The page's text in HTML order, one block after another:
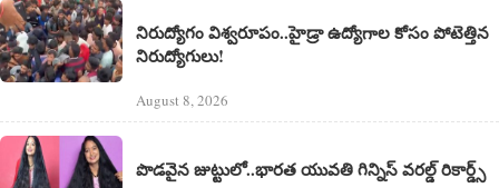
నిరుద్యోగం విశ్వరూపం..హైడ్రా ఉద్యోగాల కోసం పోటెత్తిన
నిరుద్యోగులు!
August 8, 2026
పొడవైన జుట్టులో..భారత యువతి గిన్నిస్ వరల్డ్ రికార్డ్స్